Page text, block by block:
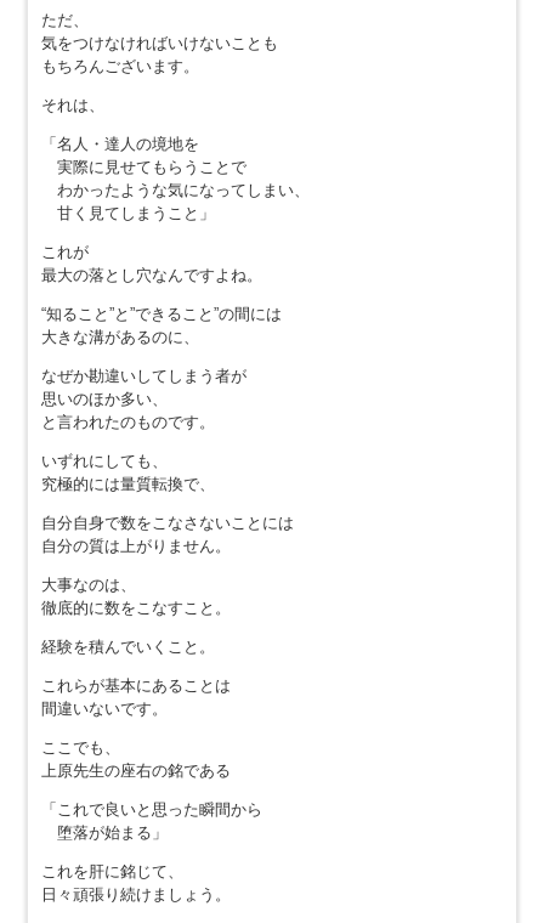
ただ、
気をつけなければいけないことも
もちろんございます。
それは、
「名人・達人の境地を
実際に見せてもらうことで
わかったような気になってしまい、
甘く見てしまうこと」
これが
最大の落とし穴なんですよね。
“知ること”と”できること”の間には
大きな溝があるのに、
なぜか勘違いしてしまう者が
思いのほか多い、
と言われたのものです。
いずれにしても、
究極的には量質転換で、
自分自身で数をこなさないことには
自分の質は上がりません。
大事なのは、
徹底的に数をこなすこと。
経験を積んでいくこと。
これらが基本にあることは
間違いないです。
ここでも、
上原先生の座右の銘である
「これで良いと思った瞬間から
堕落が始まる」
これを肝に銘じて、
日々頑張り続けましょう。